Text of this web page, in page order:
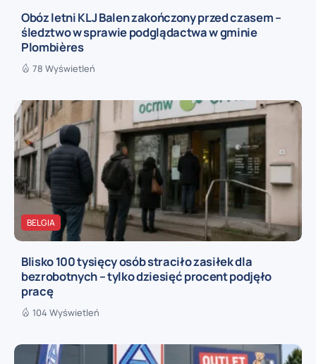
Obóz letni KLJ Balen zakończony przed czasem –
śledztwo w sprawie podglądactwa w gminie
Plombières
78 Wyświetleń
BELGIA
Blisko 100 tysięcy osób straciło zasiłek dla
bezrobotnych – tylko dziesięć procent podjęło
pracę
104 Wyświetleń